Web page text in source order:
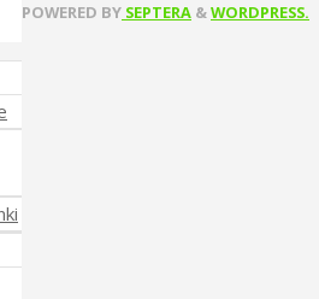
POWERED BY SEPTERA &WORDPRESS.